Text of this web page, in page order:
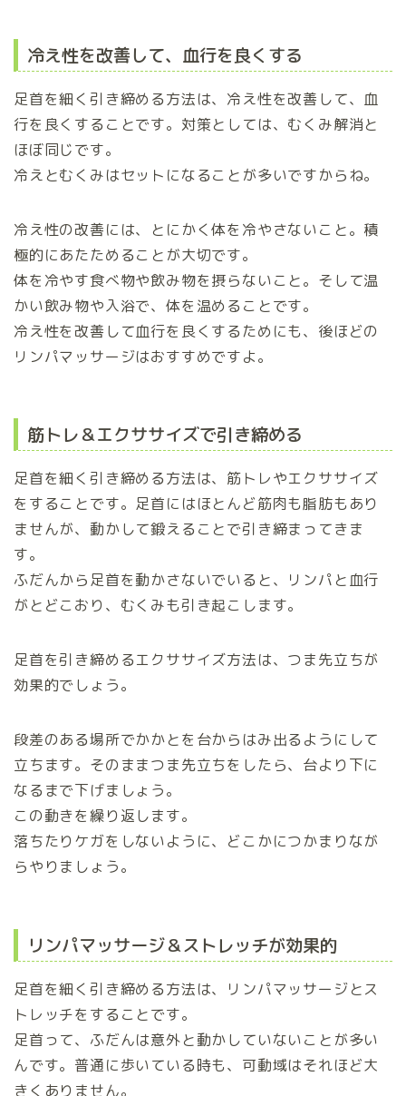
冷え性を改善して、血行を良くする
足首を細く引き締める方法は、冷え性を改善して、血
行を良くすることです。対策としては、むくみ解消と
ほぼ同じです。
冷えとむくみはセットになることが多いですからね。
冷え性の改善には、とにかく体を冷やさないこと。積
極的にあたためることが大切です。
体を冷やす食べ物や飲み物を摂らないこと。そして温
かい飲み物や入浴で、体を温めることです。
冷え性を改善して血行を良くするためにも、後ほどの
リンパマッサージはおすすめですよ。
筋トレ＆エクササイズで引き締める
足首を細く引き締める方法は、筋トレやエクササイズ
をすることです。足首にはほとんど筋肉も脂肪もあり
ませんが、動かして鍛えることで引き締まってきま
す。
ふだんから足首を動かさないでいると、リンパと血行
がとどこおり、むくみも引き起こします。
足首を引き締めるエクササイズ方法は、つま先立ちが
効果的でしょう。
段差のある場所でかかとを台からはみ出るようにして
立ちます。そのままつま先立ちをしたら、台より下に
なるまで下げましょう。
この動きを繰り返します。
落ちたりケガをしないように、どこかにつかまりなが
らやりましょう。
リンパマッサージ＆ストレッチが効果的
足首を細く引き締める方法は、リンパマッサージとス
トレッチをすることです。
足首って、ふだんは意外と動かしていないことが多い
んです。普通に歩いている時も、可動域はそれほど大
きくありません。